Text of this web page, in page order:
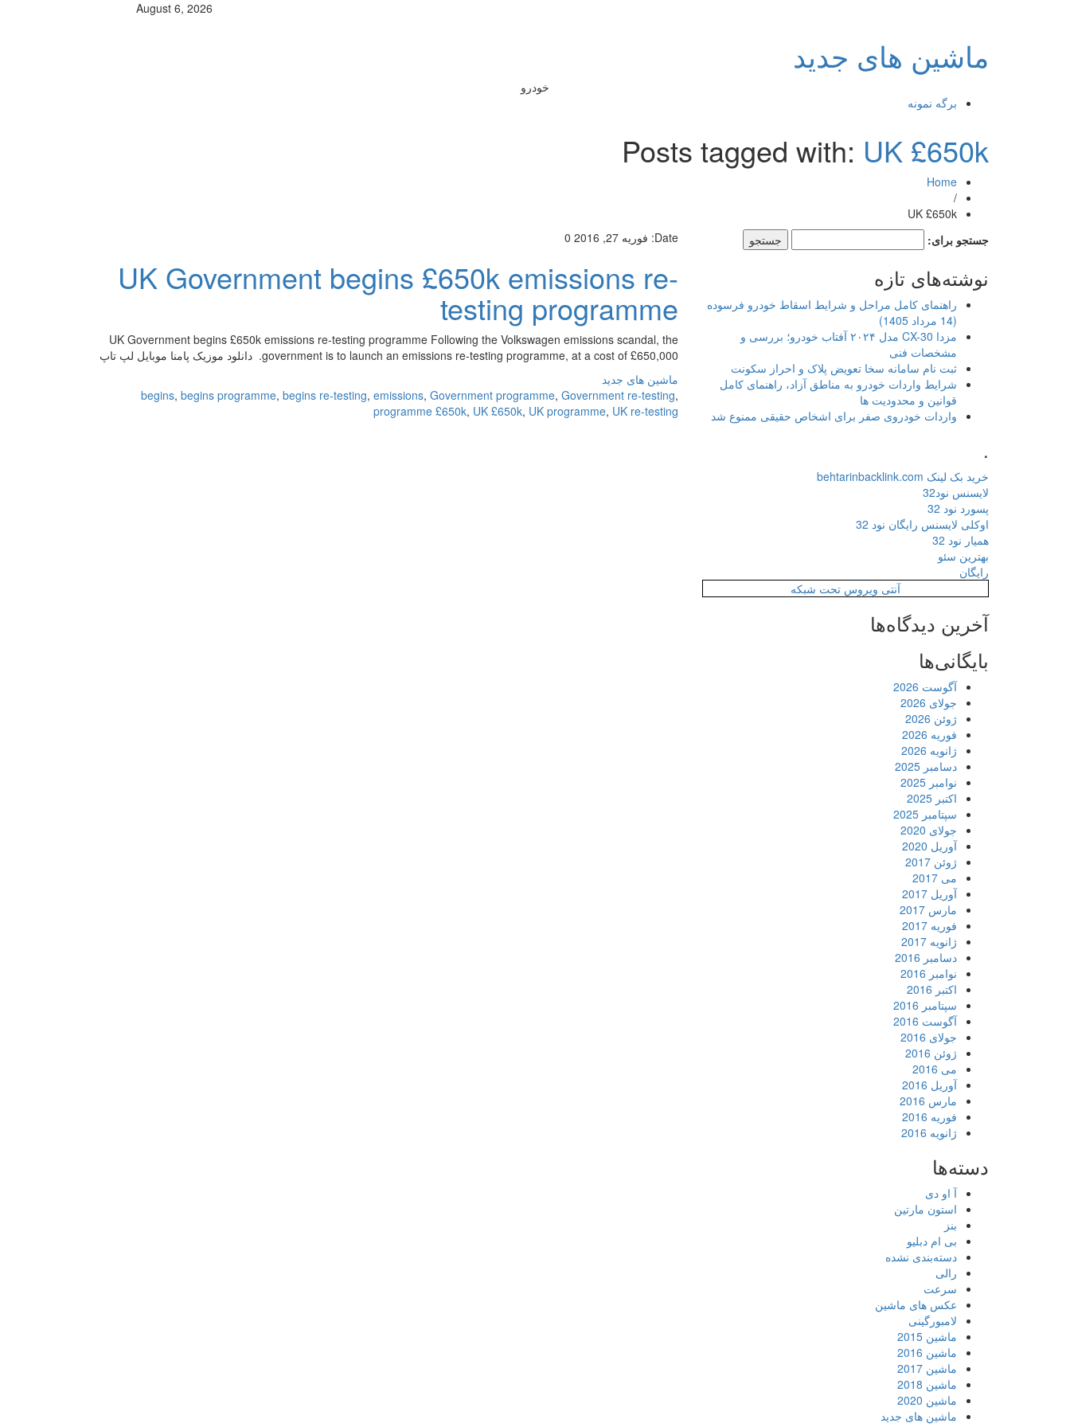
August 6, 2026
ماشین های جدید
خودرو
برگه نمونه
Posts tagged with: UK £650k
Home
/
UK £650k
Date: فوریه 27, 2016 0
UK Government begins £650k emissions re-
testing programme
UK Government begins £650k emissions re-testing programme Following the Volkswagen emissions scandal, the
government is to launch an emissions re-testing programme, at a cost of £650,000. دانلود موزیک پامنا موبایل لپ تاپ
ماشین های جدید
begins, begins programme, begins re-testing, emissions, Government programme, Government re-testing,
programme £650k, UK £650k, UK programme, UK re-testing
جستجو برای:
نوشته‌های تازه
راهنمای کامل مراحل و شرایط اسقاط خودرو فرسوده
(14 مرداد 1405)
مزدا CX-30 مدل ۲۰۲۴ آفتاب خودرو؛ بررسی و
مشخصات فنی
ثبت نام سامانه سخا تعویض پلاک و احراز سکونت
شرایط واردات خودرو به مناطق آزاد، راهنمای کامل
قوانین و محدودیت ها
واردات خودروی صفر برای اشخاص حقیقی ممنوع شد
.
خرید بک لینک behtarinbacklink.com
لایسنس نود32
پسورد نود 32
اوکلی لایسنس رایگان نود 32
همیار نود 32
بهترین سئو
رایگان
آنتی ویروس تحت شبکه
آخرین دیدگاه‌ها
بایگانی‌ها
آگوست 2026
جولای 2026
ژوئن 2026
فوریه 2026
ژانویه 2026
دسامبر 2025
نوامبر 2025
اکتبر 2025
سپتامبر 2025
جولای 2020
آوریل 2020
ژوئن 2017
می 2017
آوریل 2017
مارس 2017
فوریه 2017
ژانویه 2017
دسامبر 2016
نوامبر 2016
اکتبر 2016
سپتامبر 2016
آگوست 2016
جولای 2016
ژوئن 2016
می 2016
آوریل 2016
مارس 2016
فوریه 2016
ژانویه 2016
دسته‌ها
آ او دی
استون مارتین
بنز
بی ام دبلیو
دسته‌بندی نشده
رالی
سرعت
عکس های ماشین
لامبورگینی
ماشین 2015
ماشین 2016
ماشین 2017
ماشین 2018
ماشین 2020
ماشین های جدید